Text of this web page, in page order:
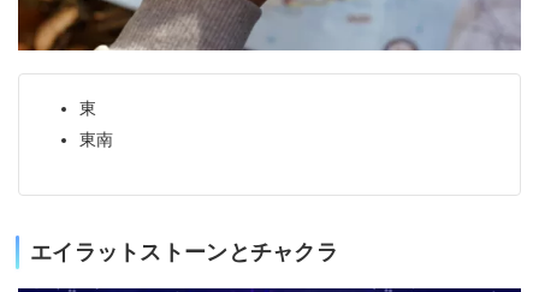
東
東南
エイラットストーンとチャクラ